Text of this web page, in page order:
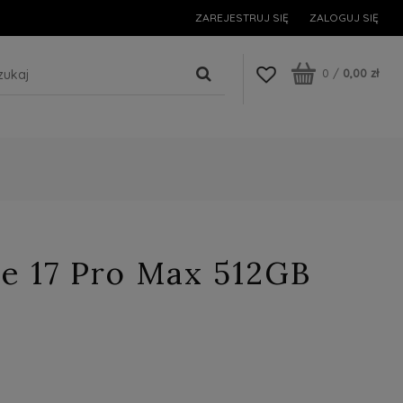
ZAREJESTRUJ SIĘ ZALOGUJ SIĘ
0 / 0,00 zł
17 Pro Max 512GB